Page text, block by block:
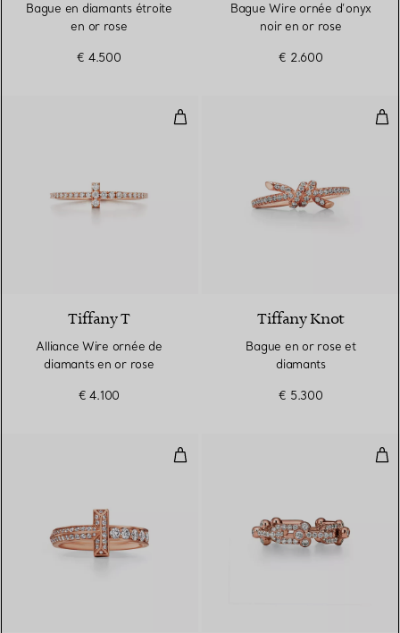
Bague en diamants étroite
en or rose
€ 4.500
Bague Wire ornée d’onyx
noir en or rose
€ 2.600
Alliance Wire ornée de
Tiffany T
Alliance Wire ornée de
diamants en or rose
€ 4.100
Tiffany Knot
Bague en or rose et
diamants
€ 5.300
Bague étroite T1 en or rose et